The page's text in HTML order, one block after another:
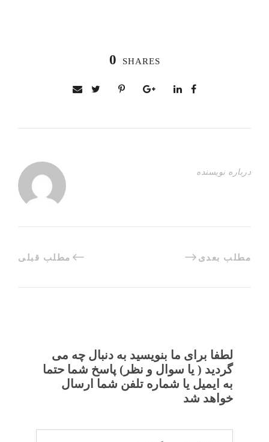
0 SHARES
درباره نویسنده
مطلب قبلی مطلب بعدی
لطفا برای ما بنویسید به دنبال چه می
گردید ( یا سوال و نظر) پاسخ شما حتما
به ایمیل یا شماره تلفن شما ارسال
خواهد شد